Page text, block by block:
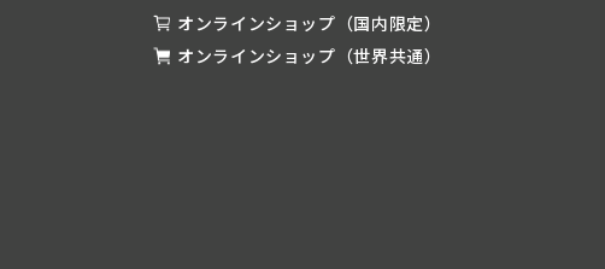
オンラインショップ（国内限定）
オンラインショップ（世界共通）